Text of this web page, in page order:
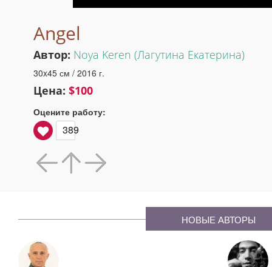
Angel
Автор: Noya Keren (Лагутина Екатерина)
30x45 см / 2016 г.
Цена: $100
Оцените работу:
389
НОВЫЕ АВТОРЫ